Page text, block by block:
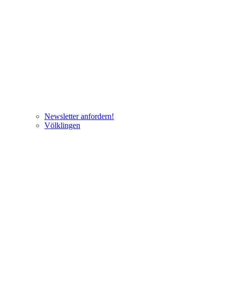
Newsletter anfordern!
Völklingen